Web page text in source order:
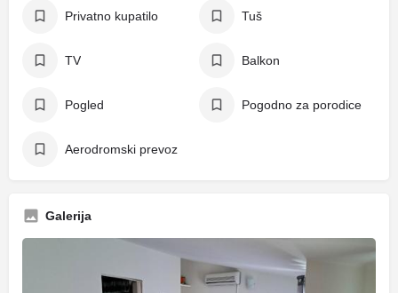
Privatno kupatilo Tuš
TV Balkon
Pogled Pogodno za porodice
Aerodromski prevoz
Galerija